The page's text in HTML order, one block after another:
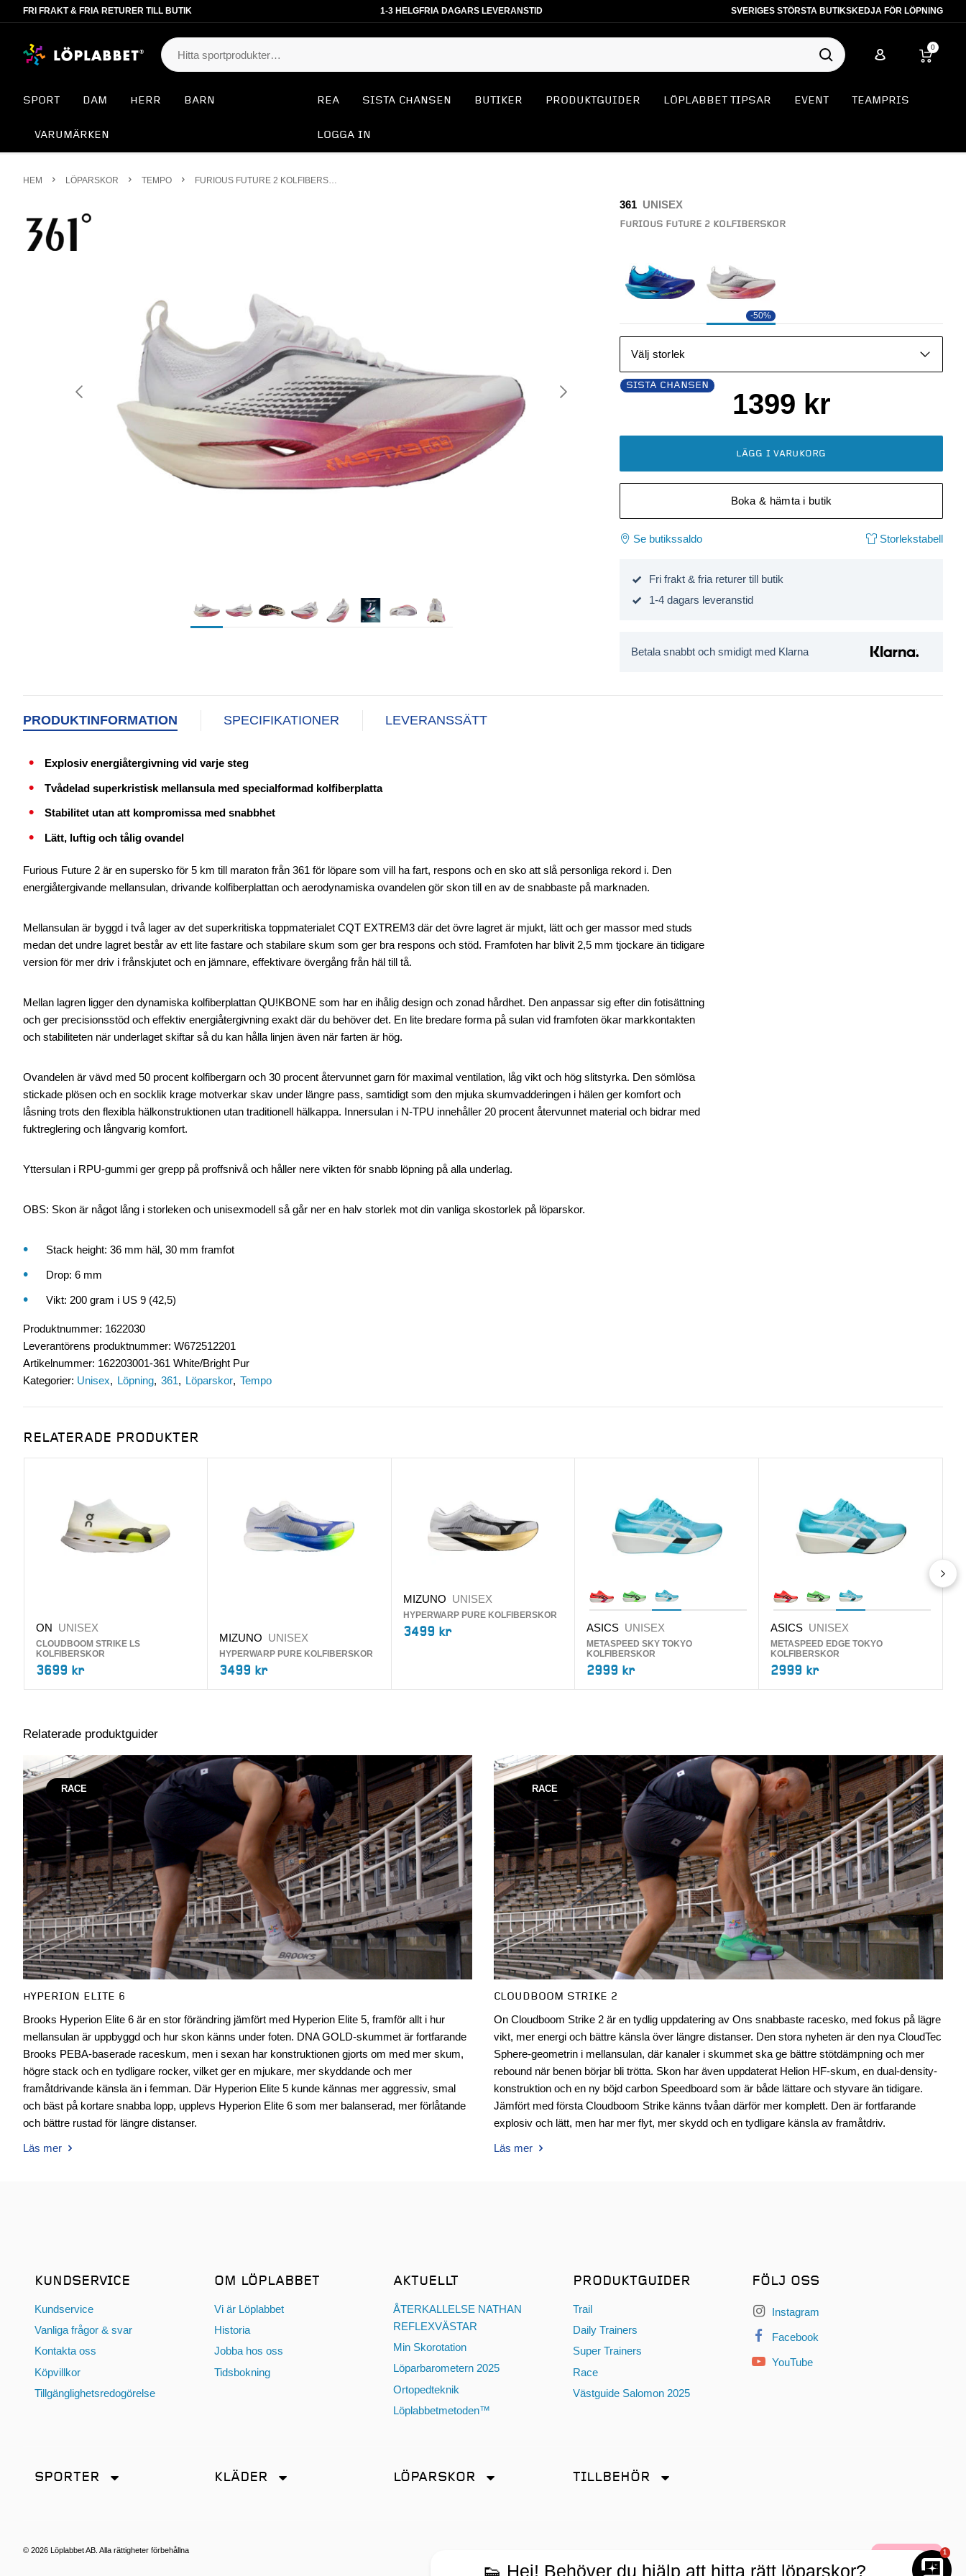
FRI FRAKT & FRIA RETURER TILL BUTIK 1-3 HELGFRIA DAGARS LEVERANSTID SVERIGES STÖRSTA BUTIKSKEDJA FÖR LÖPNING
0
SPORT DAM HERR BARN
VARUMÄRKEN
REA SISTA CHANSEN BUTIKER PRODUKTGUIDER LÖPLABBET TIPSAR EVENT TEAMPRIS
LOGGA IN
HEM LÖPARSKOR TEMPO
361 UNISEX
FURIOUS FUTURE 2 KOLFIBERSKOR
-50%
Välj storlek
1399 kr
SISTA CHANSEN
LÄGG I VARUKORG
Boka & hämta i butik
Se butikssaldo Storlekstabell
Fri frakt & fria returer till butik
1-4 dagars leveranstid
Betala snabbt och smidigt med Klarna
PRODUKTINFORMATION SPECIFIKATIONER LEVERANSSÄTT
Explosiv energiåtergivning vid varje steg
Tvådelad superkristisk mellansula med specialformad kolfiberplatta
Stabilitet utan att kompromissa med snabbhet
Lätt, luftig och tålig ovandel
Furious Future 2 är en supersko för 5 km till maraton från 361 för löpare som vill ha fart, respons och en sko att slå personliga rekord i. Den
energiåtergivande mellansulan, drivande kolfiberplattan och aerodynamiska ovandelen gör skon till en av de snabbaste på marknaden.
Mellansulan är byggd i två lager av det superkritiska toppmaterialet CQT EXTREM3 där det övre lagret är mjukt, lätt och ger massor med studs
medan det undre lagret består av ett lite fastare och stabilare skum som ger bra respons och stöd. Framfoten har blivit 2,5 mm tjockare än tidigare
version för mer driv i frånskjutet och en jämnare, effektivare övergång från häl till tå.
Mellan lagren ligger den dynamiska kolfiberplattan QU!KBONE som har en ihålig design och zonad hårdhet. Den anpassar sig efter din fotisättning
och ger precisionsstöd och effektiv energiåtergivning exakt där du behöver det. En lite bredare forma på sulan vid framfoten ökar markkontakten
och stabiliteten när underlaget skiftar så du kan hålla linjen även när farten är hög.
Ovandelen är vävd med 50 procent kolfibergarn och 30 procent återvunnet garn för maximal ventilation, låg vikt och hög slitstyrka. Den sömlösa
stickade plösen och en socklik krage motverkar skav under längre pass, samtidigt som den mjuka skumvadderingen i hälen ger komfort och
låsning trots den flexibla hälkonstruktionen utan traditionell hälkappa. Innersulan i N-TPU innehåller 20 procent återvunnet material och bidrar med
fuktreglering och långvarig komfort.
Yttersulan i RPU-gummi ger grepp på proffsnivå och håller nere vikten för snabb löpning på alla underlag.
OBS: Skon är något lång i storleken och unisexmodell så går ner en halv storlek mot din vanliga skostorlek på löparskor.
Stack height: 36 mm häl, 30 mm framfot
Drop: 6 mm
Vikt: 200 gram i US 9 (42,5)
Produktnummer: 1622030
Leverantörens produktnummer: W672512201
Artikelnummer: 162203001-361 White/Bright Pur
Kategorier: Unisex Löpning 361 Löparskor Tempo
RELATERADE PRODUKTER
ON UNISEX
CLOUDBOOM STRIKE LS
KOLFIBERSKOR
3699 kr
MIZUNO UNISEX
HYPERWARP PURE KOLFIBERSKOR
3499 kr
MIZUNO UNISEX
HYPERWARP PURE KOLFIBERSKOR
3499 kr ASICS UNISEX
METASPEED SKY TOKYO
KOLFIBERSKOR
2999 kr
ASICS UNISEX
METASPEED EDGE TOKYO
KOLFIBERSKOR
2999 kr
Relaterade produktguider
RACE
HYPERION ELITE 6
Brooks Hyperion Elite 6 är en stor förändring jämfört med Hyperion Elite 5, framför allt i hur
mellansulan är uppbyggd och hur skon känns under foten. DNA GOLD-skummet är fortfarande
Brooks PEBA-baserade raceskum, men i sexan har konstruktionen gjorts om med mer skum,
högre stack och en tydligare rocker, vilket ger en mjukare, mer skyddande och mer
framåtdrivande känsla än i femman. Där Hyperion Elite 5 kunde kännas mer aggressiv, smal
och bäst på kortare snabba lopp, upplevs Hyperion Elite 6 som mer balanserad, mer förlåtande
och bättre rustad för längre distanser.
Läs mer
RACE
CLOUDBOOM STRIKE 2
On Cloudboom Strike 2 är en tydlig uppdatering av Ons snabbaste racesko, med fokus på lägre
vikt, mer energi och bättre känsla över längre distanser. Den stora nyheten är den nya CloudTec
Sphere-geometrin i mellansulan, där kanaler i skummet ska ge bättre stötdämpning och mer
rebound när benen börjar bli trötta. Skon har även uppdaterat Helion HF-skum, en dual-density-
konstruktion och en ny böjd carbon Speedboard som är både lättare och styvare än tidigare.
Jämfört med första Cloudboom Strike känns tvåan därför mer komplett. Den är fortfarande
explosiv och lätt, men har mer flyt, mer skydd och en tydligare känsla av framåtdriv.
Läs mer
KUNDSERVICE
Kundservice
Vanliga frågor & svar
Kontakta oss
Köpvillkor
Tillgänglighetsredogörelse
OM LÖPLABBET
Vi är Löplabbet
Historia
Jobba hos oss
Tidsbokning
AKTUELLT
ÅTERKALLELSE NATHAN
REFLEXVÄSTAR
Min Skorotation
Löparbarometern 2025
Ortopedteknik
Löplabbetmetoden™
PRODUKTGUIDER
Trail
Daily Trainers
Super Trainers
Race
Västguide Salomon 2025
FÖLJ OSS
Instagram
Facebook
YouTube
SPORTER
Terränglöpning
KLÄDER LÖPARSKOR TILLBEHÖR
Hörlurar
© 2026 Löplabbet AB. Alla rättigheter förbehållna 1
👟 Hej! Behöver du hjälp att hitta rätt löparskor?